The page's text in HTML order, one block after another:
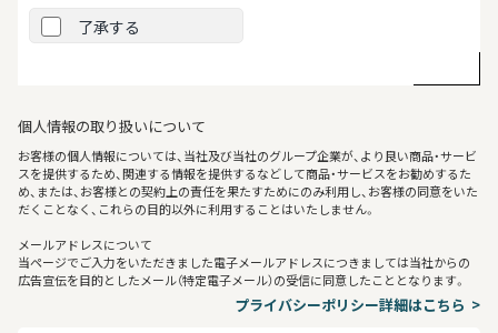
了承する
個人情報の取り扱いについて
お客様の個人情報については、当社及び当社のグループ企業が、より良い商品・サービ
スを提供するため、関連する情報を提供するなどして商品・サービスをお勧めするた
め、または、お客様との契約上の責任を果たすためにのみ利用し、お客様の同意をいた
だくことなく、これらの目的以外に利用することはいたしません。
メールアドレスについて
当ページでご入力をいただきました電子メールアドレスにつきましては当社からの
広告宣伝を目的としたメール（特定電子メール）の受信に同意したこととなります。
プライバシーポリシー詳細はこちら